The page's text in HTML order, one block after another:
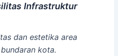
Infrastruktur
dan estetika area
kota.